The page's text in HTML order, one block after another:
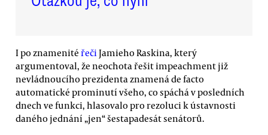
I po znamenité řečiJamieho Raskina, který
argumentoval, že neochota řešit impeachment již
nevládnoucího prezidenta znamená de facto
automatické prominutí všeho, co spáchá v posledních
dnech ve funkci, hlasovalo pro rezoluci k ústavnosti
daného jednání „jen“ šestapadesát senátorů.